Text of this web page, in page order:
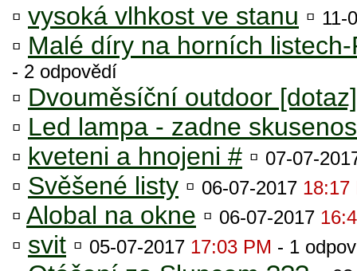
▫ vysoká vlhkost ve stanu ▫ 11-
▫ Malé díry na horních
- 2 odpovědí
▫ Dvouměsíční outdoor [dotaz]
▫ Led lampa - zadne
▫ kveteni a hnojeni # ▫ 07-07-
▫ Svěšené listy ▫ 06-07-2017 18:17
▫ Alobal na okne ▫ 06-07-2017
▫ svit ▫ 05-07-2017 17:03 PM - 1